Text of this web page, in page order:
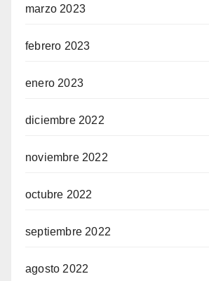
marzo 2023
febrero 2023
enero 2023
diciembre 2022
noviembre 2022
octubre 2022
septiembre 2022
agosto 2022